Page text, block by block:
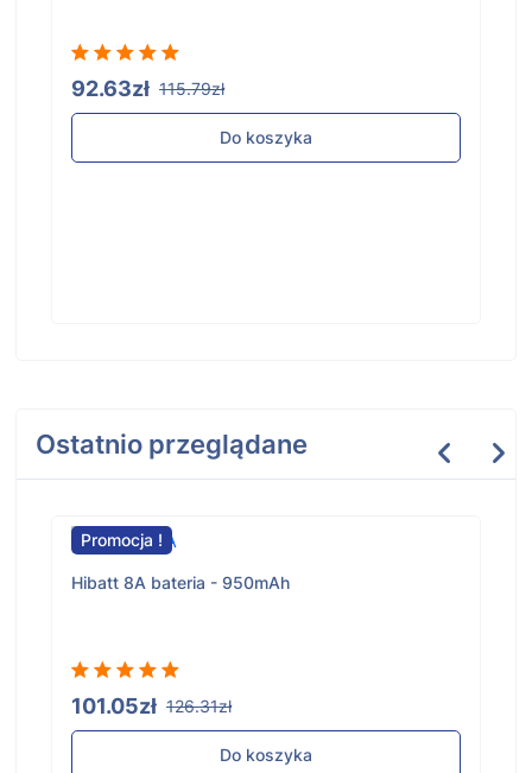
92.63zł 115.79zł
Do koszyka
Ostatnio przeglądane
Promocja !
Hibatt 8A bateria - 950mAh
101.05zł 126.31zł
Do koszyka